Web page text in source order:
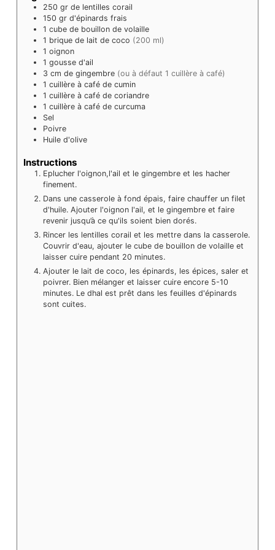
250 gr de lentilles corail
150 gr d'épinards frais
1 cube de bouillon de volaille
1 brique de lait de coco (200 ml)
1 oignon
1 gousse d'ail
3 cm de gingembre (ou à défaut 1 cuillère à café)
1 cuillère à café de cumin
1 cuillère à café de coriandre
1 cuillère à café de curcuma
Sel
Poivre
Huile d'olive
Instructions
Eplucher l'oignon,l'ail et le gingembre et les hacher
finement.
Dans une casserole à fond épais, faire chauffer un filet
d'huile. Ajouter l'oignon l'ail, et le gingembre et faire
revenir jusqu’à ce qu'ils soient bien dorés.
Rincer les lentilles corail et les mettre dans la casserole.
Couvrir d'eau, ajouter le cube de bouillon de volaille et
laisser cuire pendant 20 minutes.
Ajouter le lait de coco, les épinards, les épices, saler et
poivrer. Bien mélanger et laisser cuire encore 5-10
minutes. Le dhal est prêt dans les feuilles d'épinards
sont cuites.